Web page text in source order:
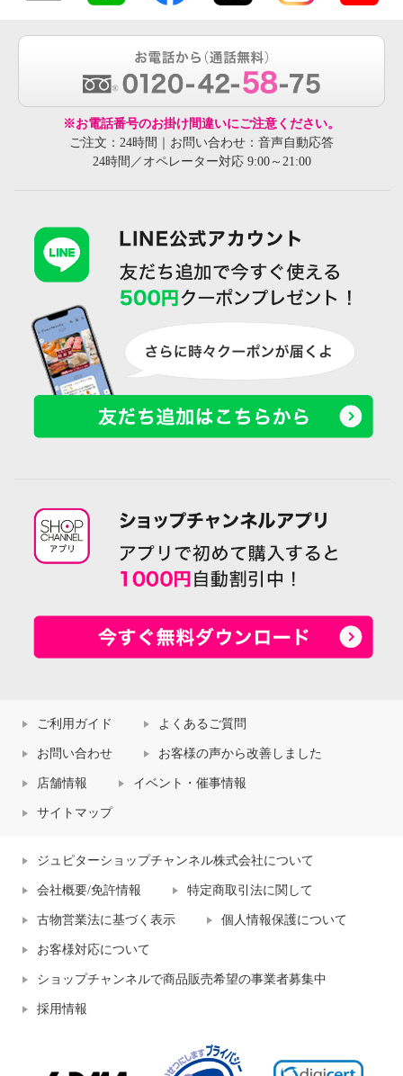
※お電話番号のお掛け間違いにご注意ください。
ご注文：24時間｜お問い合わせ：音声自動応答
24時間／オペレーター対応 9:00～21:00
ご利用ガイド よくあるご質問
お問い合わせ お客様の声から改善しました
店舗情報 イベント・催事情報
サイトマップ
ジュピターショップチャンネル株式会社について
会社概要/免許情報 特定商取引法に関して
古物営業法に基づく表示 個人情報保護について
お客様対応について
ショップチャンネルで商品販売希望の事業者募集中
採用情報